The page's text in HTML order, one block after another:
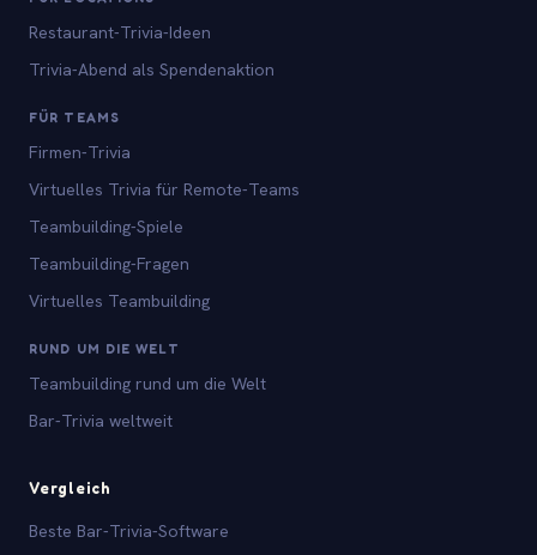
Restaurant-Trivia-Ideen
Trivia-Abend als Spendenaktion
FÜR TEAMS
Firmen-Trivia
Virtuelles Trivia für Remote-Teams
Teambuilding-Spiele
Teambuilding-Fragen
Virtuelles Teambuilding
RUND UM DIE WELT
Teambuilding rund um die Welt
Bar-Trivia weltweit
Vergleich
Beste Bar-Trivia-Software